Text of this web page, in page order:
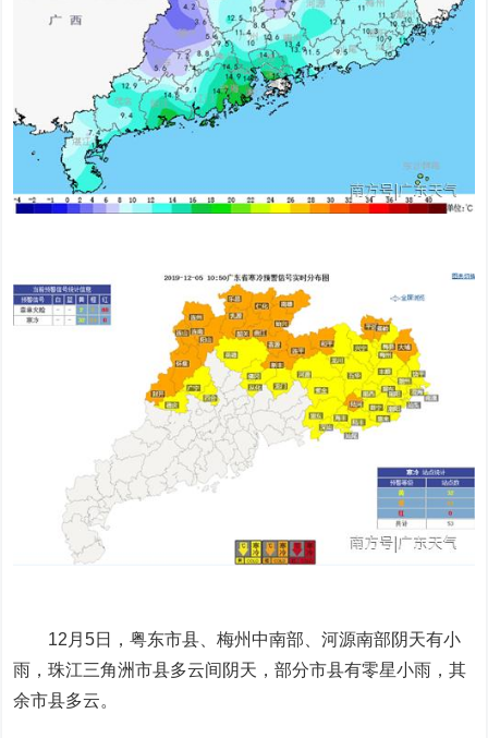
12月5日，粤东市县、梅州中南部、河源南部阴天有小
雨，珠江三角洲市县多云间阴天，部分市县有零星小雨，其
余市县多云。